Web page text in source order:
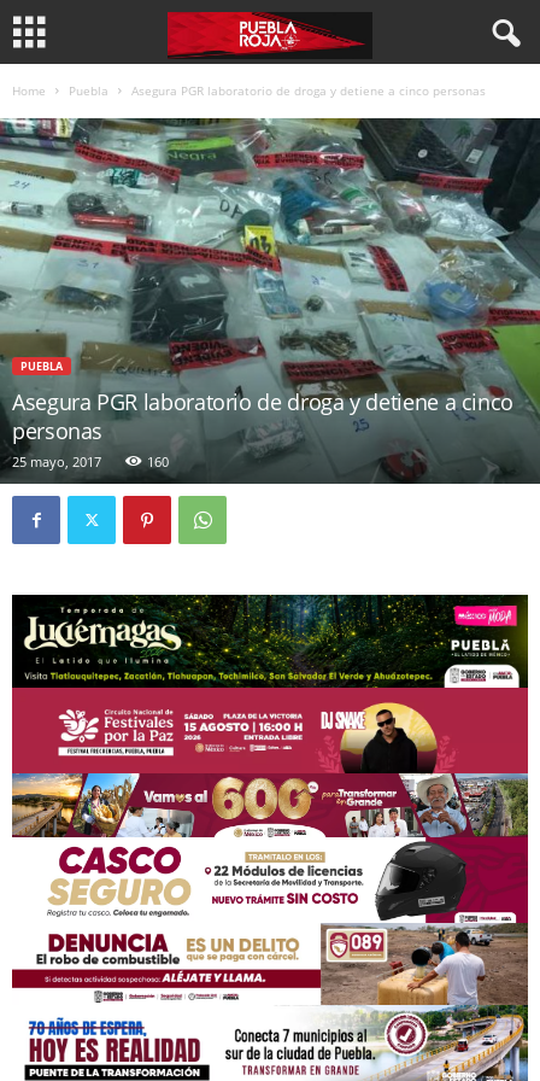
Home Puebla Asegura PGR laboratorio de droga y detiene a cinco personas
PUEBLA
Asegura PGR laboratorio de droga y detiene a cinco
personas
25 mayo, 2017 160